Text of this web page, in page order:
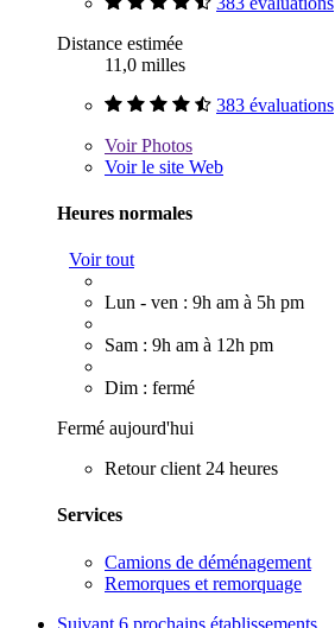
Distance estimée
11,0 milles
383 évaluations
VoirPhotos
Voir le site Web
Heures normales
Voir tout
Lun - ven : 9h am à 5h pm
Sam : 9h am à 12h pm
Dim : fermé
Fermé aujourd'hui
Retour client 24 heures
Services
Camions de déménagement
Remorques et remorquage
Suivant 6 prochains établissements